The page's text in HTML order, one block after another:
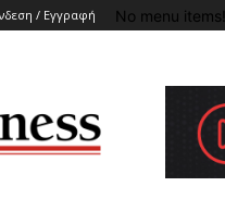
/ Εγγραφή No menu items!